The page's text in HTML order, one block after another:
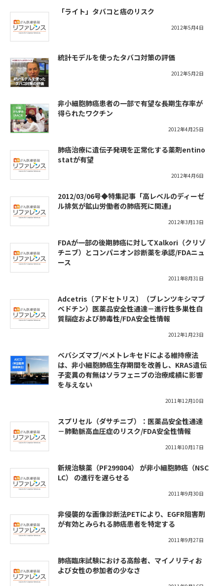
「ライト」タバコと癌のリスク
2012年5月4日
統計モデルを使ったタバコ対策の評価
2012年5月2日
非小細胞肺癌患者の一部で有望な長期生存率が
得られたワクチン
2012年4月25日
肺癌治療に遺伝子発現を正常化する薬剤entino
statが有望
2012年4月6日
2012/03/06号◆特集記事「高レベルのディーゼ
ル排気が鉱山労働者の肺癌死に関連」
2012年3月13日
FDAが一部の後期肺癌に対してXalkori（クリゾ
チニブ）とコンパニオン診断薬を承認/FDAニュ
ース
2011年8月31日
Adcetris〔アドセトリス〕（ブレンツキシマブ
ベドチン）医薬品安全性通達－進行性多巣性白
質脳症および肺毒性/FDA安全性情報
2012年1月23日
ベバシズマブ/ペメトレキセドによる維持療法
は、非小細胞肺癌生存期間を改善し、KRAS遺伝
子変異の有無はソラフェニブの治療成績に影響
を与えない
2011年12月10日
スプリセル（ダサチニブ）：医薬品安全性通達
－肺動脈高血圧症のリスク/FDA安全性情報
2011年10月17日
新規治験薬（PF299804） が非小細胞肺癌（NSC
LC） の進行を遅らせる
2011年9月30日
非侵襲的な画像診断法PETにより、EGFR阻害剤
が有効とみられる肺癌患者を特定する
2011年9月27日
肺癌臨床試験における高齢者、マイノリティお
よび女性の参加者の少なさ